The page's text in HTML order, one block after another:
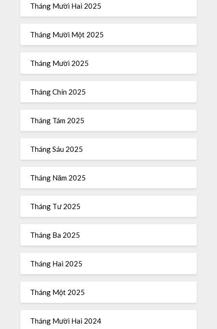
Tháng Mười Hai 2025
Tháng Mười Một 2025
Tháng Mười 2025
Tháng Chín 2025
Tháng Tám 2025
Tháng Sáu 2025
Tháng Năm 2025
Tháng Tư 2025
Tháng Ba 2025
Tháng Hai 2025
Tháng Một 2025
Tháng Mười Hai 2024